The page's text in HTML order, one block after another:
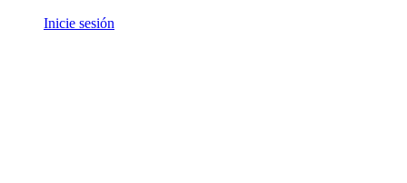
Inicie sesión